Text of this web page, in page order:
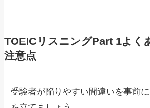
TOEICリスニングPart 1よく
注意点
受験者が陥りやすい間違いを事前